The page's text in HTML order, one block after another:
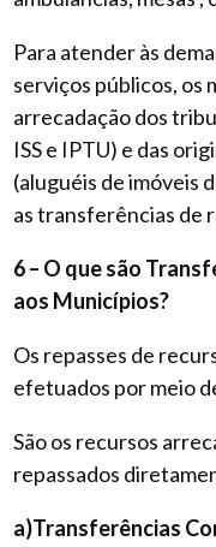
Para atender às
serviços públicos, os
arrecadação dos
ISS e IPTU) e das
(aluguéis de imóveis
as transferências de
6 – O que são
aos Municípios?
Os repasses de
efetuados por meio
São os recursos
repassados
a)Transferências